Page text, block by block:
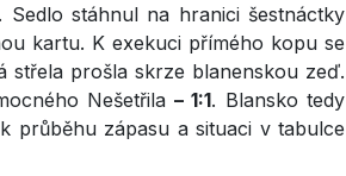
stáhnul na hranici šestnáctky
kartu. K exekuci přímého kopu se
střela prošla skrze blanenskou zeď.
Nešetřila– 1:1. Blansko tedy
průběhu zápasu a situaci v tabulce